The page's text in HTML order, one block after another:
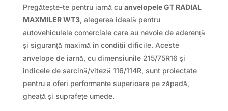
Pregătește-te pentru iarnă cu anvelopele GT RADIAL
MAXMILER WT3, alegerea ideală pentru
autovehiculele comerciale care au nevoie de aderență
și siguranță maximă în condiții dificile. Aceste
anvelope de iarnă, cu dimensiunile 215/75R16 și
indicele de sarcină/viteză 116/114R, sunt proiectate
pentru a oferi performanțe superioare pe zăpadă,
gheață și suprafețe umede.